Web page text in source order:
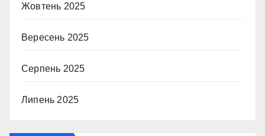
Жовтень 2025
Вересень 2025
Серпень 2025
Липень 2025